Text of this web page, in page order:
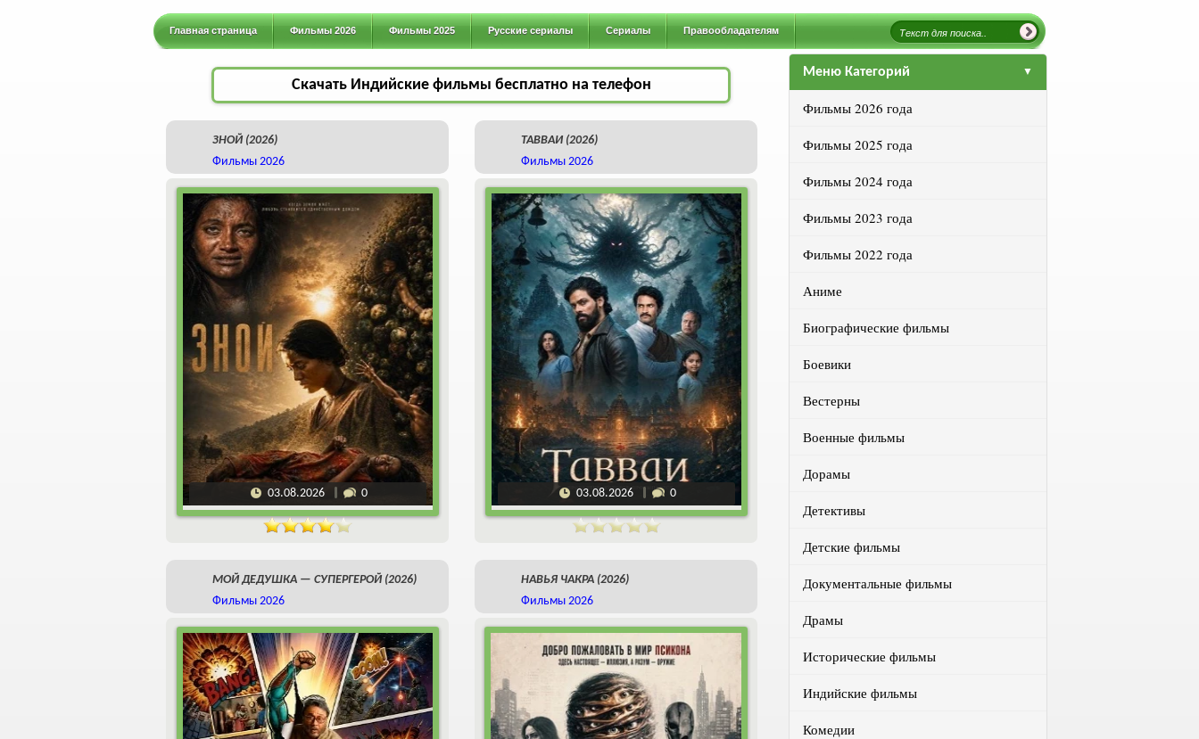
Главная страница Фильмы 2026 Фильмы 2025 Русские сериалы Сериалы Правообладателям
Скачать Индийские фильмы бесплатно на телефон
ЗНОЙ (2026)
Фильмы 2026
03.08.2026 0
ТАВВАИ (2026)
Фильмы 2026
03.08.2026 0
МОЙ ДЕДУШКА — СУПЕРГЕРОЙ (2026)
Фильмы 2026
НАВЬЯ ЧАКРА (2026)
Фильмы 2026
Меню Категорий
Фильмы 2026 года
Фильмы 2025 года
Фильмы 2024 года
Фильмы 2023 года
Фильмы 2022 года
Аниме
Биографические фильмы
Боевики
Вестерны
Военные фильмы
Дорамы
Детективы
Детские фильмы
Документальные фильмы
Драмы
Исторические фильмы
Индийские фильмы
Комедии